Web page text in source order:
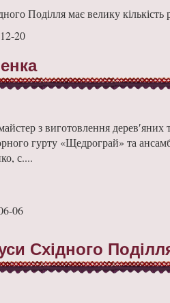
Поділля має вели­ку кількість
20
з виготовлення дерев′яних
гурту «Щедрограй» та
с....
06
Східного